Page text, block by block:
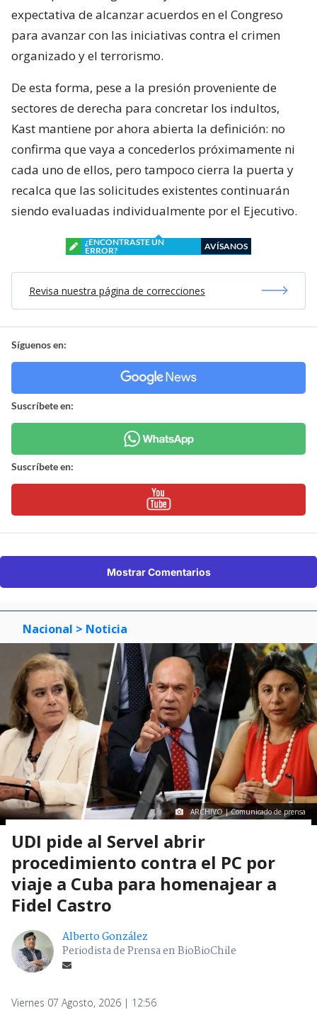
expectativa de alcanzar acuerdos en el Congreso
para avanzar con las iniciativas contra el crimen
organizado y el terrorismo.
De esta forma, pese a la presión proveniente de
sectores de derecha para concretar los indultos,
Kast mantiene por ahora abierta la definición: no
confirma que vaya a concederlos próximamente ni
cada uno de ellos, pero tampoco cierra la puerta y
recalca que las solicitudes existentes continuarán
siendo evaluadas individualmente por el Ejecutivo.
¿ENCONTRASTE UN
ERROR?
AVÍSANOS
Revisa nuestra página de correcciones
Síguenos en:
Suscríbete en:
Suscríbete en:
Mostrar Comentarios
Nacional > Noticia
ARCHIVO | Comunicado de prensa
UDI pide al Servel abrir
procedimiento contra el PC por
viaje a Cuba para homenajear a
Fidel Castro
Alberto González
Periodista de Prensa en BioBioChile
Viernes 07 Agosto, 2026 | 12:56